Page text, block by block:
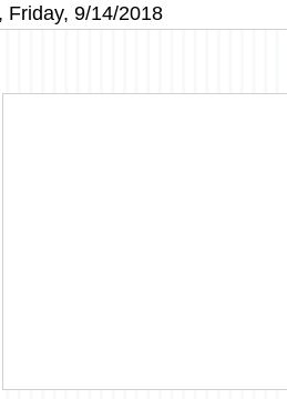
Friday, 9/14/2018